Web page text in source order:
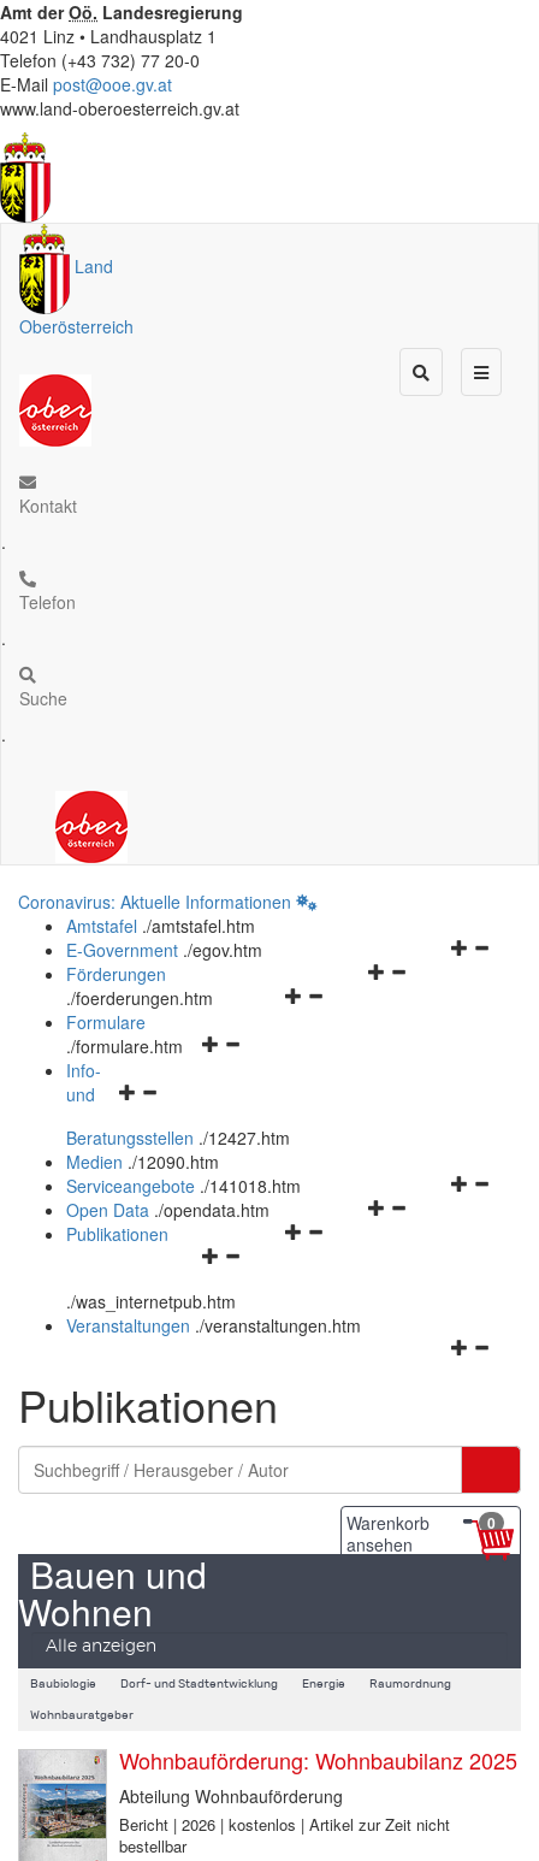
Amt derOö. Landesregierung
4021 Linz • Landhausplatz 1
Telefon (+43 732) 77 20-0
E-Mail post@ooe.gv.at
www.land-oberoesterreich.gv.at
Land
Oberösterreich
Kontakt
.
Telefon
.
Suche
.
Coronavirus: Aktuelle Informationen
Amtstafel ./amtstafel.htm
Navigationsmenü
E-Government ./egov.htm
Navigationsmenü
Förderungen
./foerderungen.htm
Navigationsmenü
Formulare
./formulare.htm
Navigationsmenü
und
schließen
Info-
und
Beratungsstellen ./12427.htm
Medien ./12090.htm
Navigationsmenü
Serviceangebote ./141018.htm
Navigationsmenü
Open Data ./opendata.htm
Navigationsmenü
und
schließen
Publikationen
./was_internetpub.htm
Veranstaltungen ./veranstaltungen.htm
Publikationen
Warenkorb
ansehen
0
Bauen und
Wohnen
Alle anzeigen
Baubiologie Dorf- und Stadtentwicklung Energie Raumordnung
Wohnbauratgeber
Wohnbauförderung: Wohnbaubilanz 2025
Abteilung Wohnbauförderung
Bericht | 2026 | kostenlos | Artikel zur Zeit nicht
bestellbar